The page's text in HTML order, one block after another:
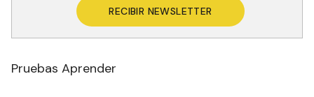
RECIBIR NEWSLETTER
Pruebas Aprender